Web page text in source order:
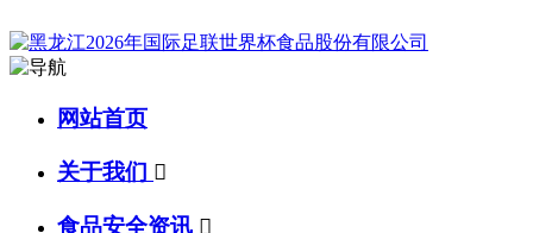
网站首页
关于我们 
食品安全资讯 